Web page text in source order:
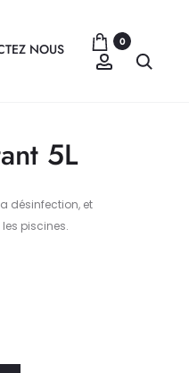
NOUS 0
Compte
5L
désinfection, et
piscines.